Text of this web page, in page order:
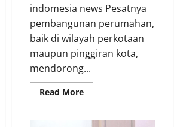
indomesia news Pesatnya
pembangunan perumahan,
baik di wilayah perkotaan
maupun pinggiran kota,
mendorong...
Read MoreRead
more